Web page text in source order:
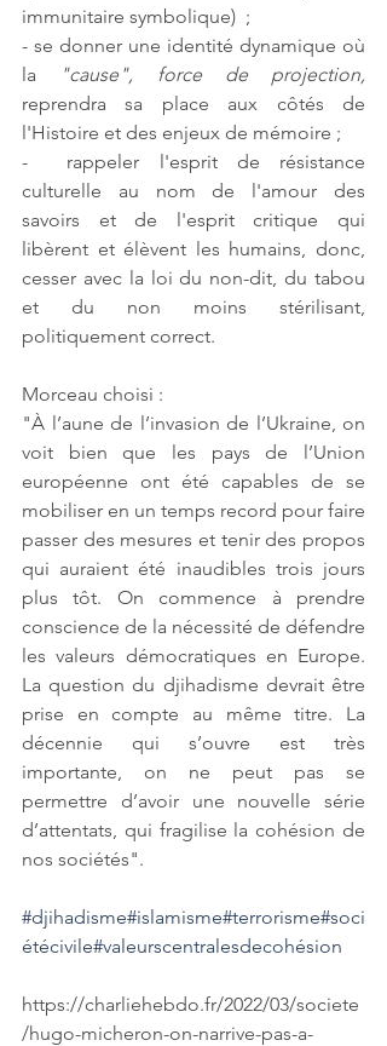
immunitaire symbolique)  ;
- se donner une identité dynamique où
la
reprendra sa place aux côtés de
l'Histoire et des enjeux de mémoire ;
-  rappeler l'esprit de résistance
culturelle au nom de l'amour des
savoirs et de l'esprit critique qui
libèrent et élèvent les humains, donc,
cesser avec la loi du non-dit, du tabou
et du non moins stérilisant,
politiquement correct.
Morceau choisi :
"À l’aune de l’invasion de l’Ukraine, on
voit bien que les pays de l’Union
européenne ont été capables de se
mobiliser en un temps record pour faire
passer des mesures et tenir des propos
qui auraient été inaudibles trois jours
plus tôt. On commence à prendre
conscience de la nécessité de défendre
les valeurs démocratiques en Europe.
La question du djihadisme devrait être
prise en compte au même titre. La
décennie qui s’ouvre est très
importante, on ne peut pas se
permettre d’avoir une nouvelle série
d’attentats, qui fragilise la cohésion de
nos sociétés".
#djihadisme#islamisme#terrorisme#soci
étécivile#valeurscentralesdecohésion
https://charliehebdo.fr/2022/03/societe
/hugo-micheron-on-narrive-pas-a-